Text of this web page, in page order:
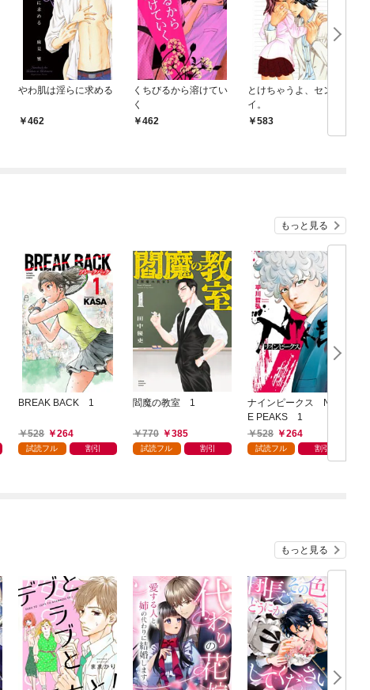
やわ肌は淫らに求める
462
くちびるから溶けてい
く
462
とけちゃうよ、センパ
イ。
583
もっと見る
BREAK BACK 1
528 264
試読フル 割引
閻魔の教室 1
770 385
試読フル 割引
ナインピークス NIN
E PEAKS 1
528
264
試読フル 割引
もっと見る